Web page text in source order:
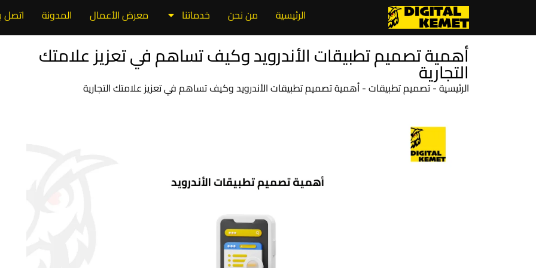
الرئيسية من نحن خدماتنا معرض الأعمال المدونة اتصل
أهمية تصميم تطبيقات الأندرويد وكيف تساهم في تعزيز علامتك
التجارية
الرئيسية-تصميم تطبيقات-أهمية تصميم تطبيقات الأندرويد وكيف تساهم في تعزيز علامتك التجارية